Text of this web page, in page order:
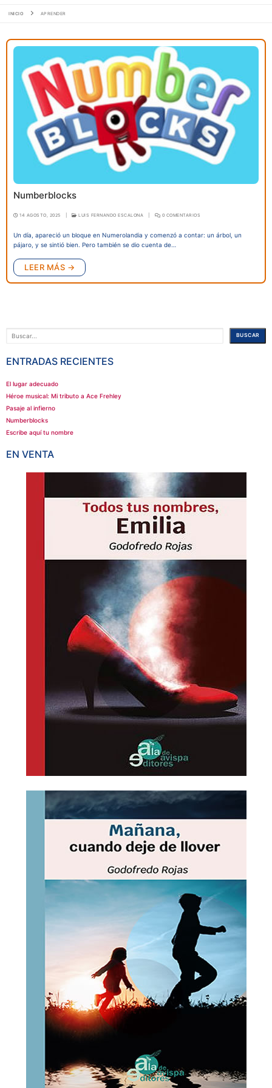
INICIO APRENDER
Numberblocks
14 AGOSTO, 2025 LUIS FERNANDO ESCALONA 0 COMENTARIOS
Un día, apareció un bloque en Numerolandia y comenzó a contar: un árbol, un
pájaro, y se sintió bien. Pero también se dio cuenta de…
LEER MÁS →
Buscar BUSCAR
ENTRADAS RECIENTES
El lugar adecuado
Héroe musical: Mi tributo a Ace Frehley
Pasaje al infierno
Numberblocks
Escribe aquí tu nombre
EN VENTA